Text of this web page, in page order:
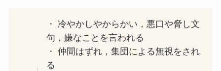
・ 冷やかしやからかい，悪口や脅し文
句，嫌なことを言われる
・ 仲間はずれ，集団による無視をされ
る